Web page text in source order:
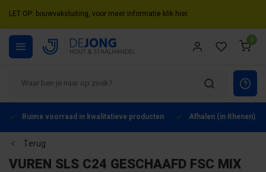
LET OP: bouwvaksluiting, voor meer informatie klik hier.
0
Ruime voorraad in kwalitatieve producten Afhalen (in Rhenen)
Terug
VUREN SLS C24 GESCHAAFD FSC MIX